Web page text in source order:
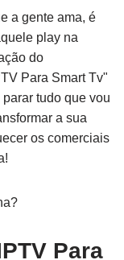
a gente ama, é
play na
do
Para Smart Tv"
tudo que vou
a sua
os comerciais
Para